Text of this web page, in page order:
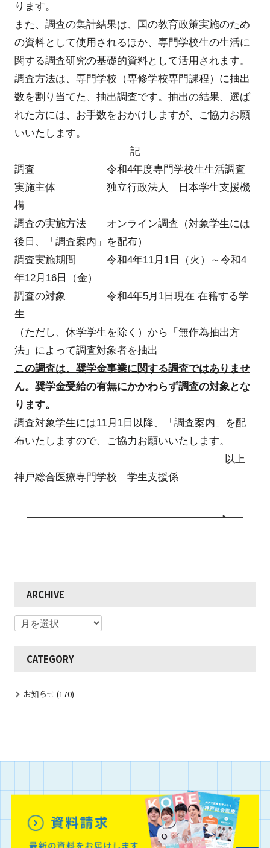
ります。
また、調査の集計結果は、国の教育政策実施のため
の資料として使用されるほか、専門学校生の生活に
関する調査研究の基礎的資料として活用されます。
調査方法は、専門学校（専修学校専門課程）に抽出
数を割り当てた、抽出調査です。抽出の結果、選ば
れた方には、お手数をおかけしますが、ご協力お願
いいたします。
記
調査 令和4年度専門学校生生活調査
実施主体 独立行政法人 日本学生支援機
構
調査の実施方法 オンライン調査（対象学生には
後日、「調査案内」を配布）
調査実施期間 令和4年11月1日（火）～令和4
年12月16日（金）
調査の対象 令和4年5月1日現在 在籍する学
生
（ただし、休学学生を除く）から「無作為抽出方
法」によって調査対象者を抽出
この調査は、奨学金事業に関する調査ではありませ
ん。奨学金受給の有無にかかわらず調査の対象とな
ります。
調査対象学生には11月1日以降、「調査案内」を配
布いたしますので、ご協力お願いいたします。
以上
神戸総合医療専門学校 学生支援係
ARCHIVE
CATEGORY
お知らせ (170)